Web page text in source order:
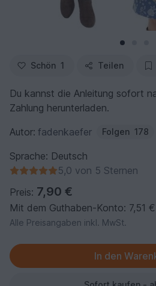
Schön 1 Teilen
Du kannst die Anleitung sofort
Zahlung herunterladen.
Autor: fadenkaefer Folgen 178
Sprache: Deutsch
5,0 von 5 Sternen
Preis: 7,90 €
Mit dem Guthaben-Konto: 7,51 €
Alle Preisangaben inkl. MwSt.